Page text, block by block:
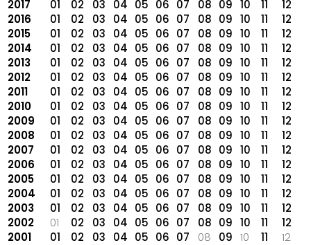
2017
01 02 03 04 05 06 07 08 09 10 11
12
2016
01 02 03 04 05 06 07 08 09 10 11
12
2015
01 02 03 04 05 06 07 08 09 10 11
12
2014
01 02 03 04 05 06 07 08 09 10 11
12
2013
01 02 03 04 05 06 07 08 09 10 11
12
2012
01 02 03 04 05 06 07 08 09 10 11
12
2011
01 02 03 04 05 06 07 08 09 10 11
12
2010
01 02 03 04 05 06 07 08 09 10 11
12
2009
01 02 03 04 05 06 07 08 09 10 11
12
2008
01 02 03 04 05 06 07 08 09 10 11
12
2007
01 02 03 04 05 06 07 08 09 10 11
12
2006
01 02 03 04 05 06 07 08 09 10 11
12
2005
01 02 03 04 05 06 07 08 09 10 11
12
2004
01 02 03 04 05 06 07 08 09 10 11
12
2003
01 02 03 04 05 06 07 08 09 10 11
12
2002
01 02 03 04 05 06 07 08 09 10 11
12
2001
01 02 03 04 05 06 07 08 09 10 11 12